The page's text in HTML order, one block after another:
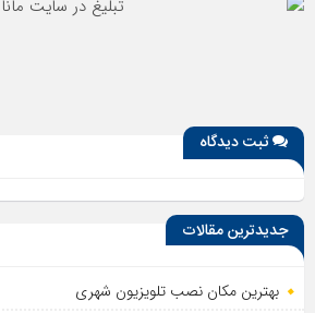
ثبت دیدگاه
جدیدترین مقالات
بهترین مکان نصب تلویزیون شهری